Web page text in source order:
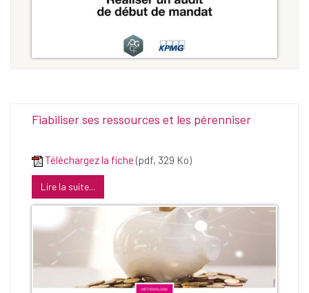
Fiabiliser ses ressources et les pérenniser
Téléchargez la fiche (pdf, 329 Ko)
Lire la suite...